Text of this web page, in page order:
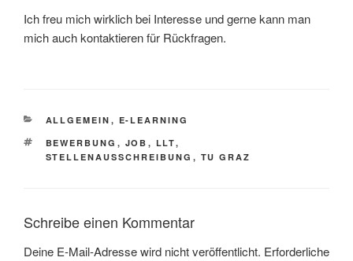
Ich freu mich wirklich bei Interesse und gerne kann man
mich auch kontaktieren für Rückfragen.
KATEGORIEN
ALLGEMEIN , E-LEARNING
SCHLAGWÖRTER
BEWERBUNG , JOB , LLT,
STELLENAUSSCHREIBUNG , TU GRAZ
Schreibe einen Kommentar
Deine E-Mail-Adresse wird nicht veröffentlicht. Erforderliche